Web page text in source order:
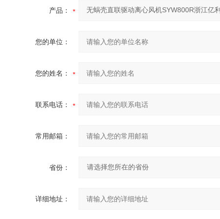
产品：
您的单位：
您的姓名：
联系电话：
常用邮箱：
省份：
详细地址：